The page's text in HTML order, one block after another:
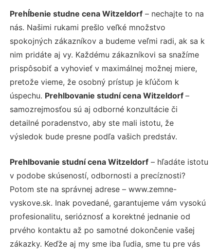
Prehĺbenie studne cena Witzeldorf – nechajte to na
nás. Našimi rukami prešlo veľké množstvo
spokojných zákazníkov a budeme veľmi radi, ak sa k
nim pridáte aj vy. Každému zákazníkovi sa snažíme
prispôsobiť a vyhovieť v maximálnej možnej miere,
pretože vieme, že osobný prístup je kľúčom k
úspechu. Prehlbovanie studní cena Witzeldorf –
samozrejmosťou sú aj odborné konzultácie či
detailné poradenstvo, aby ste mali istotu, že
výsledok bude presne podľa vašich predstáv.
Prehlbovanie studní cena Witzeldorf – hľadáte istotu
v podobe skúseností, odbornosti a precíznosti?
Potom ste na správnej adrese – www.zemne-
vyskove.sk. Inak povedané, garantujeme vám vysokú
profesionalitu, serióznosť a korektné jednanie od
prvého kontaktu až po samotné dokončenie vašej
zákazky. Keďže aj my sme iba ľudia, sme tu pre vás